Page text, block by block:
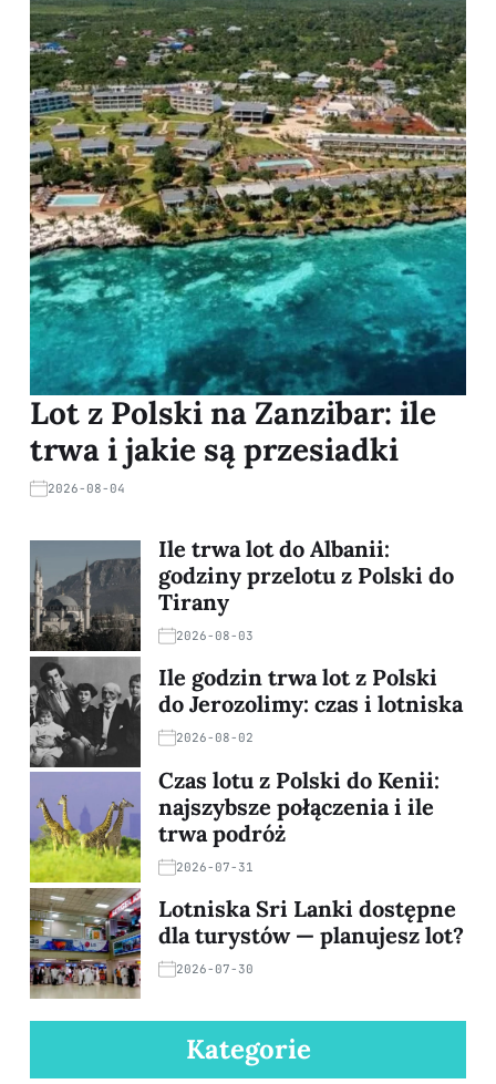
Lot z Polski na Zanzibar: ile
trwa i jakie są przesiadki
2026-08-04
Ile trwa lot do Albanii:
godziny przelotu z Polski do
Tirany
2026-08-03
Ile godzin trwa lot z Polski
do Jerozolimy: czas i lotniska
2026-08-02
Czas lotu z Polski do Kenii:
najszybsze połączenia i ile
trwa podróż
2026-07-31
Lotniska Sri Lanki dostępne
dla turystów — planujesz lot?
2026-07-30
Kategorie